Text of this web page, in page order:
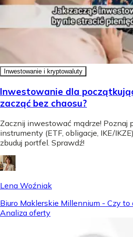
Inwestowanie i kryptowaluty
Inwestowanie dla
zacząć bez chaosu?
Zacznij inwestować mądrze! Poznaj
instrumenty (ETF, obligacje, IKE/
zbuduj portfel. Sprawdź!
Lena Woźniak
Biuro Maklerskie Millennium - Czy to
Analiza oferty